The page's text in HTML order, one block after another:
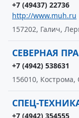
+7 (49437) 22736
http://www.muh.ru
157202, Галич,
СЕВЕРНАЯ
+7 (4942) 538631
156010, Кострома,
СПЕЦ-
+7 (4942) 354555